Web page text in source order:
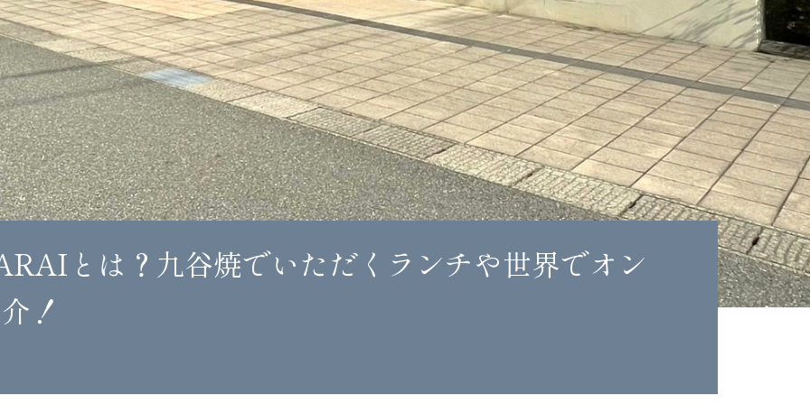
とは？九谷焼でいただくランチや世界でオン
！